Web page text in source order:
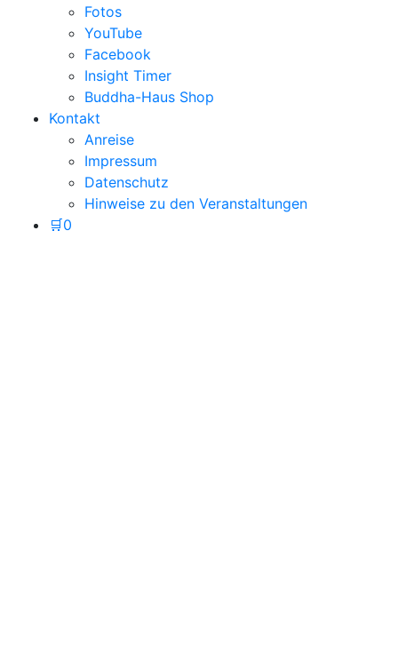
Fotos
YouTube
Facebook
Insight Timer
Buddha-Haus Shop
Kontakt
Anreise
Impressum
Datenschutz
Hinweise zu den Veranstaltungen
🛒0